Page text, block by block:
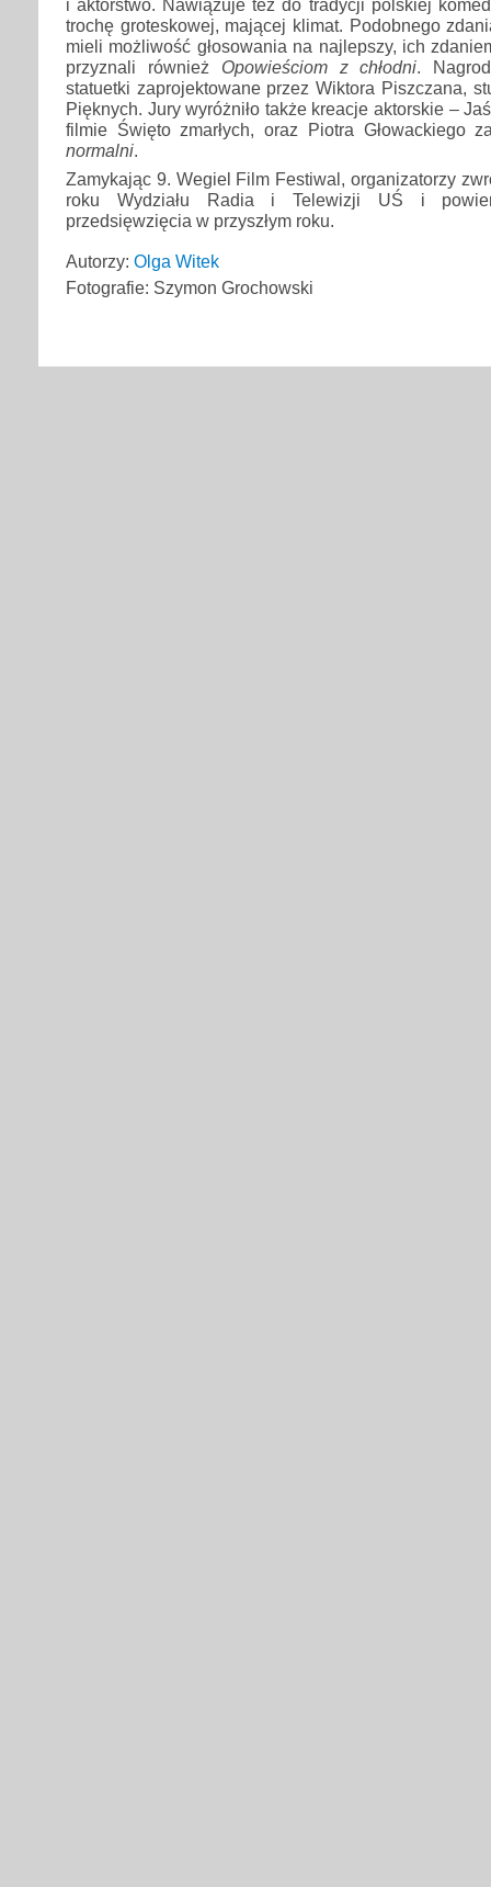
i aktorstwo. Nawiązuje też do tradycji polskiej
trochę groteskowej, mającej klimat. Podobnego
mieli możliwość głosowania na najlepszy, ich
przyznali również Opowieściom z chłodni.
statuetki zaprojektowane przez Wiktora Piszczana,
Pięknych. Jury wyróżniło także kreacje aktorskie –
filmie Święto zmarłych, oraz Piotra Głowackiego
normalni.
Zamykając 9. Wegiel Film Festiwal, organizatorzy
roku Wydziału Radia i Telewizji UŚ i
przedsięwzięcia w przyszłym roku.
Autorzy: Olga Witek
Fotografie: Szymon Grochowski